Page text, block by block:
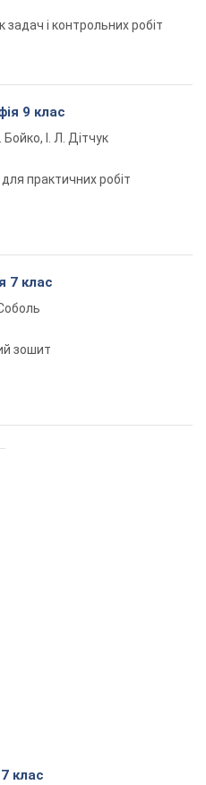
задач і контрольних робіт
9 клас
Бойко, І. Л. Дітчук
практичних робіт
7 клас
зошит
клас